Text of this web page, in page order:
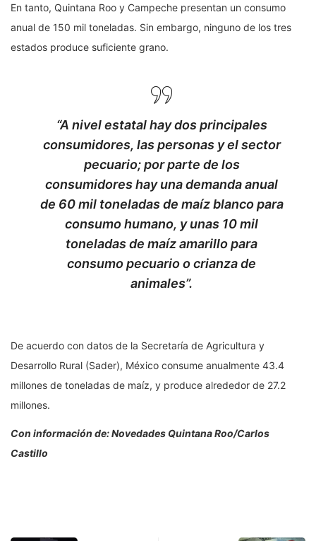
En tanto, Quintana Roo y Campeche presentan un consumo
anual de 150 mil toneladas. Sin embargo, ninguno de los tres
estados produce suficiente grano.
“A nivel estatal hay dos principales
consumidores, las personas y el sector
pecuario; por parte de los
consumidores hay una demanda anual
de 60 mil toneladas de maíz blanco para
consumo humano, y unas 10 mil
toneladas de maíz amarillo para
consumo pecuario o crianza de
animales”.
De acuerdo con datos de la Secretaría de Agricultura y
Desarrollo Rural (Sader), México consume anualmente 43.4
millones de toneladas de maíz, y produce alrededor de 27.2
millones.
Con información de: Novedades Quintana Roo/Carlos
Castillo